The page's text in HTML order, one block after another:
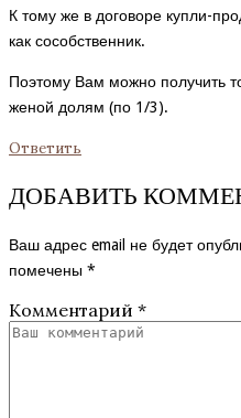
К тому же в договоре купли-
как сособственник.
Поэтому Вам можно получить
женой долям (по 1/3).
Ответить
ДОБАВИТЬ
Ваш адрес email не будет
помечены *
Комментарий *